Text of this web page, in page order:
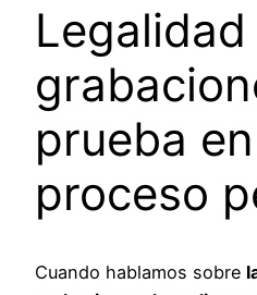
prueba
proceso
Cuando hablamos sobre